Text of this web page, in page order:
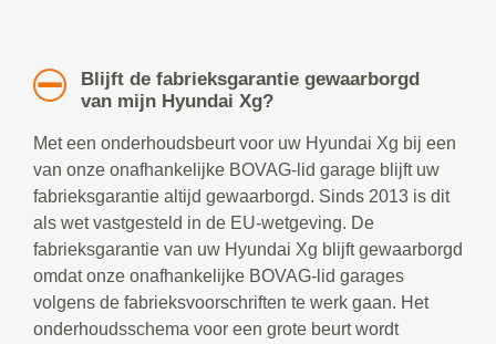
Blijft de fabrieksgarantie gewaarborgd
van mijn Hyundai Xg?
Met een onderhoudsbeurt voor uw Hyundai Xg bij een
van onze onafhankelijke BOVAG-lid garage blijft uw
fabrieksgarantie altijd gewaarborgd. Sinds 2013 is dit
als wet vastgesteld in de EU-wetgeving. De
fabrieksgarantie van uw Hyundai Xg blijft gewaarborgd
omdat onze onafhankelijke BOVAG-lid garages
volgens de fabrieksvoorschriften te werk gaan. Het
onderhoudsschema voor een grote beurt wordt